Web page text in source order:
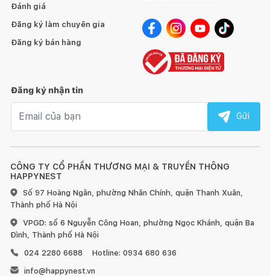
CÔNG TY CỔ PHẦN THƯƠNG MẠI & TRUYỀN THÔNG
HAPPYNEST
Số 97 Hoàng Ngân, phường Nhân Chính, quận Thanh Xuân,
Thành phố Hà Nội
VPGD: số 6 Nguyễn Công Hoan, phường Ngọc Khánh, quận Ba
Đình, Thành phố Hà Nội
024 2280 6688
Hotline: 0934 680 636
info@happynest.vn
Đánh giá
Đăng ký làm chuyên gia
Đăng ký bán hàng
Đăng ký nhận tin
Gửi